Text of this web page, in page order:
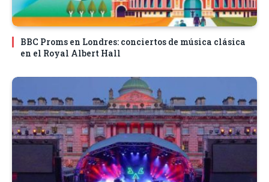
BBC Proms en Londres: conciertos de música clásica
en el Royal Albert Hall